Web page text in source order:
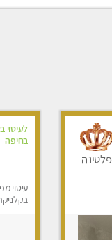
פלטינה
לעיסוי
בחיפה
עיסוי